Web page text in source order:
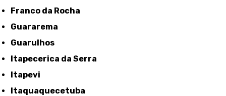
Franco da Rocha
Guararema
Guarulhos
Itapecerica da Serra
Itapevi
Itaquaquecetuba